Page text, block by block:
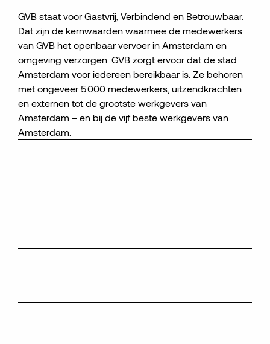
GVB staat voor Gastvrij, Verbindend en Betrouwbaar.
Dat zijn de kernwaarden waarmee de medewerkers
van GVB het openbaar vervoer in Amsterdam en
omgeving verzorgen. GVB zorgt ervoor dat de stad
Amsterdam voor iedereen bereikbaar is. Ze behoren
met ongeveer 5.000 medewerkers, uitzendkrachten
en externen tot de grootste werkgevers van
Amsterdam – en bij de vijf beste werkgevers van
Amsterdam.